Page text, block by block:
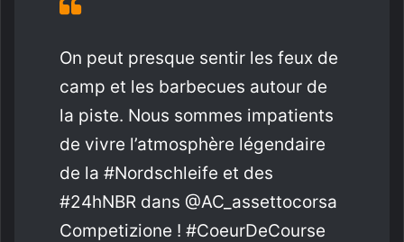
On peut presque sentir les feux de
camp et les barbecues autour de
la piste. Nous sommes impatients
de vivre l’atmosphère légendaire
de la #Nordschleife et des
#24hNBR dans @AC_assettocorsa
Competizione ! #CoeurDeCourse